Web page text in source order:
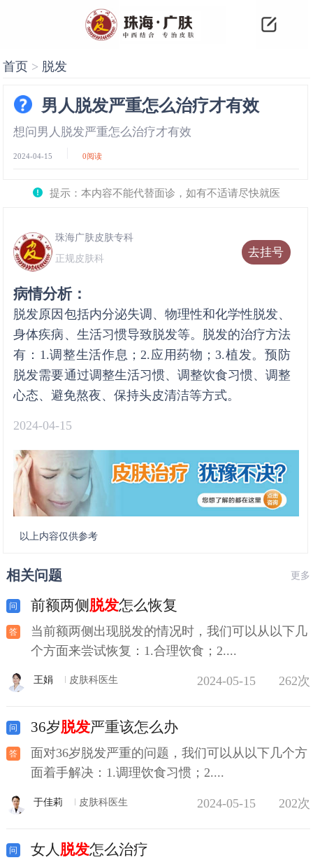
首页 > 脱发
男人脱发严重怎么治疗才有效
想问男人脱发严重怎么治疗才有效
2024-04-15 0阅读
提示：本内容不能代替面诊，如有不适请尽快就医
去挂号
珠海广肤皮肤专科
正规皮肤科
病情分析：
脱发原因包括内分泌失调、物理性和化学性脱发、
身体疾病、生活习惯导致脱发等。脱发的治疗方法
有：1.调整生活作息；2.应用药物；3.植发。预防
脱发需要通过调整生活习惯、调整饮食习惯、调整
心态、避免熬夜、保持头皮清洁等方式。
2024-04-15
以上内容仅供参考
相关问题 更多
前额两侧 脱发怎么恢复
当前额两侧出现脱发的情况时，我们可以从以下几
个方面来尝试恢复：1.合理饮食；2....
王娟 皮肤科医生 2024-05-15 262次
36岁脱发严重该怎么办
面对36岁脱发严重的问题，我们可以从以下几个方
面着手解决：1.调理饮食习惯；2....
于佳莉 皮肤科医生 2024-05-15 202次
女人 脱发怎么治疗